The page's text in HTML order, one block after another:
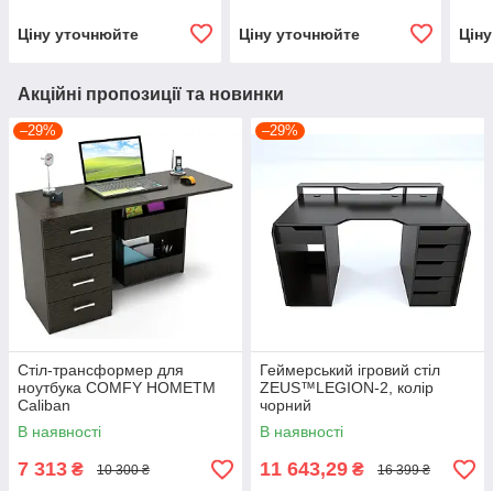
Ціну уточнюйте Ціну уточнюйте
Акційні пропозиції та новинки
–29%
Стіл-трансформер для
ноутбука COMFY HOMETM
Caliban
В наявності
7 313 ₴ 10 300 ₴
–29%
Геймерський ігровий стіл
ZEUS™LEGION-2, колір
чорний
В наявності
11 643,29 ₴ 16 399 ₴